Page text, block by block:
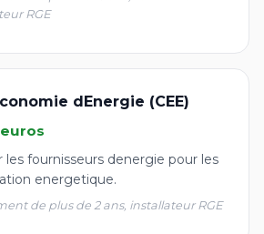
RGE
dEnergie (CEE)
les fournisseurs denergie pour les
energetique.
de plus de 2 ans, installateur RGE